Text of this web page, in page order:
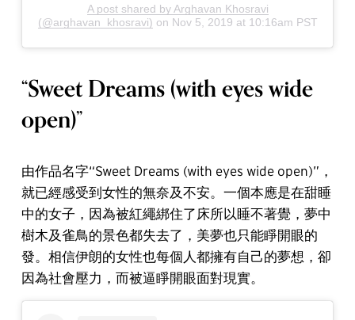
A post shared by Arghavan Khosravi
(@arghavan_khosravi) on Nov 5, 2019 at 10:16am PST
“Sweet Dreams (with eyes wide
open)”
由作品名字“Sweet Dreams (with eyes wide open)”，
就已經感受到女性的無奈及不安。一個本應是在甜睡
中的女子，因為被紅繩綁住了床所以睡不著覺，夢中
樹木及雀鳥的景色都失去了，美夢也只能睜開眼的
發。相信伊朗的女性也每個人都擁有自己的夢想，卻
因為社會壓力，而被逼睜開眼面對現實。